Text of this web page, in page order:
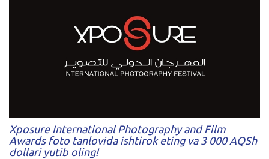
Xposure International Photography and Film
Awards foto tanlovida ishtirok eting va 3 000 AQSh
dollari yutib oling!